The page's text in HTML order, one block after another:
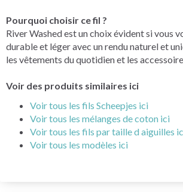
Pourquoi choisir ce fil ?
River Washed est un choix évident si vous
durable et léger avec un rendu naturel et
les vêtements du quotidien et les
Voir des produits similaires ici
Voir tous les fils Scheepjes ici
Voir tous les mélanges de coton ici
Voir tous les fils par taille d aiguilles
Voir tous les modèles ici